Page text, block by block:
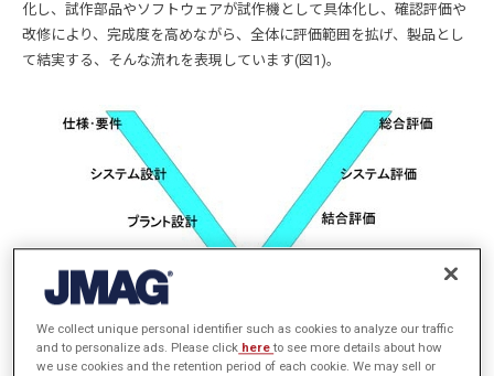
化し、試作部品やソフトウェアが試作機として具体化し、確認評価や
改修により、完成度を高めながら、全体に評価範囲を拡げ、製品とし
て結実する、そんな流れを表現しています(図1)。
図1 V字開発サイクル
We collect unique personal identifier such as cookies to analyze our traffic
and to personalize ads. Please click hereto see more details about how
we use cookies and the retention period of each cookie. We may sell or